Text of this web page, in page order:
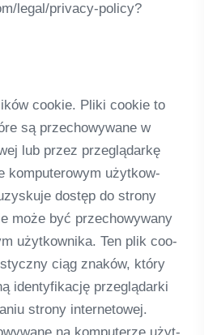
legal/privacy-policy?
coo­kie. Pliki coo­kie to
są prz­echo­wy­wane w
lub przez prze­glą­darkę
kom­pu­te­ro­wym użyt­kow­
dostęp do strony
może być prz­echo­wy­wany
użyt­kow­nika. Ten plik coo­
ciąg znaków, który
iden­ty­fi­ka­cję prze­glą­darki
strony inter­neto­wej.